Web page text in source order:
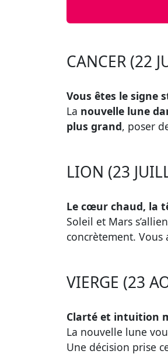
CANCER (22
Vous êtes le signe
La nouvelle lune
plus grand, poser
LION (23
Le cœur chaud, la
Soleil et Mars
concrètement. Vous
VIERGE (23
Clarté et intuition
La nouvelle lune
Une décision prise